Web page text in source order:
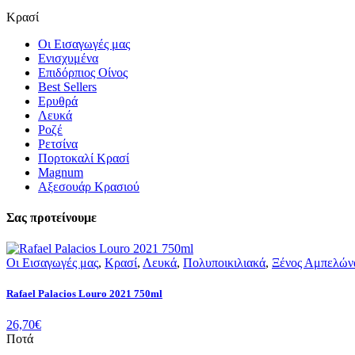
Κρασί
Οι Εισαγωγές μας
Ενισχυμένα
Επιδόρπιος Οίνος
Best Sellers
Ερυθρά
Λευκά
Ροζέ
Ρετσίνα
Πορτοκαλί Κρασί
Magnum
Αξεσουάρ Κρασιού
Σας προτείνουμε
Οι Εισαγωγές μας, Κρασί, Λευκά, Πολυποικιλιακά, Ξένος
Rafael Palacios Louro 2021 750ml
26,70€
Ποτά